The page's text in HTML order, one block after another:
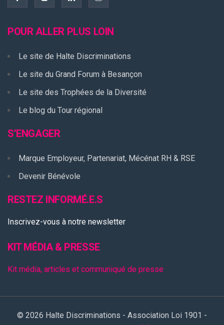
POUR ALLER PLUS LOIN
Le site de Halte Discriminations
Le site du Grand Forum à Besançon
Le site des Trophées de la Diversité
Le blog du Tour régional
S’ENGAGER
Marque Employeur, Partenariat, Mécénat RH & RSE
Devenir Bénévole
RESTEZ INFORMÉ.E.S
Inscrivez-vous à notre newsletter
KIT MÉDIA & PRESSE
Kit média, articles et communiqué de presse
© 2026 Halte Discriminations - Association Loi 1901 -